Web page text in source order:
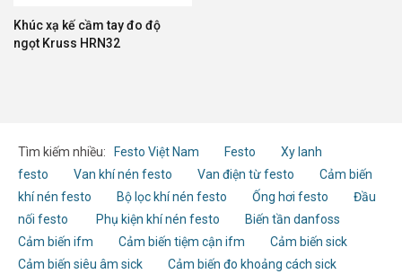
Khúc xạ kế cầm tay đo độ
ngọt Kruss HRN32
Tìm kiếm nhiều: Festo Việt Nam Festo
Xy lanh
festo
Van khí nén festo Van điện từ festo
Cảm biến
khí nén festo
Bộ lọc khí nén festo Ống hơi festo
Đầu
nối festo
Phụ kiện khí nén festo
Biến tần danfoss
Cảm biến ifm
Cảm biến tiệm cận ifm
Cảm biến sick
Cảm biến siêu âm sick
Cảm biến đo khoảng cách sick